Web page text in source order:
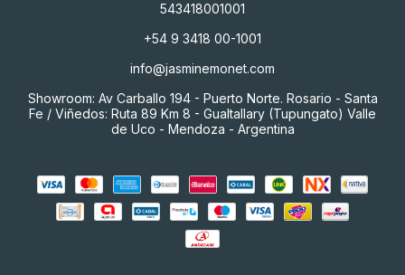
543418001001
+54 9 3418 00-1001
info@jasminemonet.com
Showroom: Av Carballo 194 - Puerto Norte. Rosario - Santa
Fe / Viñedos: Ruta 89 Km 8 - Gualtallary (Tupungato) Valle
de Uco - Mendoza - Argentina